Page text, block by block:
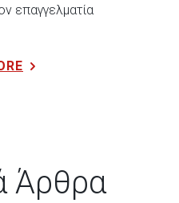
επαγγελματία
Άρθρα